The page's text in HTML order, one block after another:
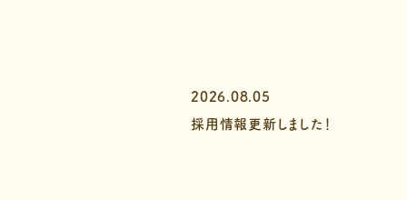
2026.08.05
採用情報更新しました！